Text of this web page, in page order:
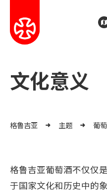
文化意义
格鲁吉亚 主题 葡
格鲁吉亚葡萄酒不仅仅
于国家文化和历史中的